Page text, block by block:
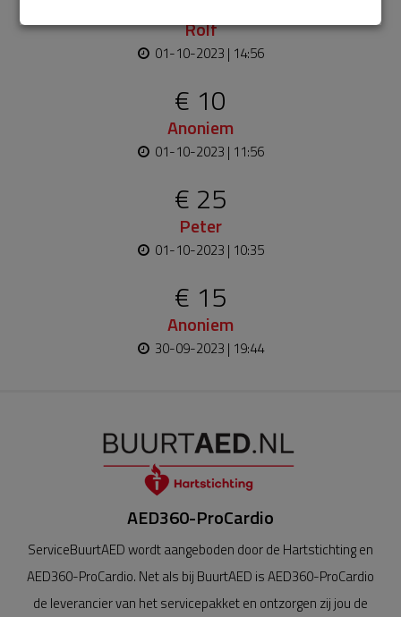
Rolf
01-10-2023 | 14:56
€ 10
Anoniem
01-10-2023 | 11:56
€ 25
Peter
01-10-2023 | 10:35
€ 15
Anoniem
30-09-2023 | 19:44
AED360-ProCardio
ServiceBuurtAED wordt aangeboden door de Hartstichting en
AED360-ProCardio. Net als bij BuurtAED is AED360-ProCardio
de leverancier van het servicepakket en ontzorgen zij jou de